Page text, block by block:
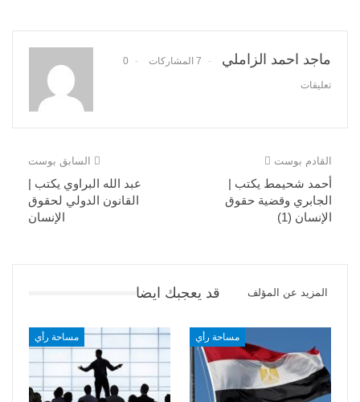
ماجد احمد الزاملي 7 المشاركات 0
تعليقات
السابق بوست
عبد الله البراوي يكتب |
القانون الدولي لحقوق
الإنسان
القادم بوست
أحمد شحيمط يكتب |
الجابري وقضية حقوق
الإنسان (1)
قد يعجبك ايضا المزيد عن المؤلف
مساحة رأي مساحة رأي